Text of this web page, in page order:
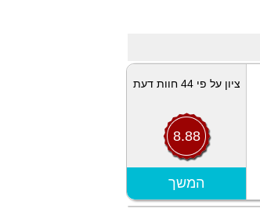
ציון על פי 44 חוות דעת
8.88
הצג מפה
המשך